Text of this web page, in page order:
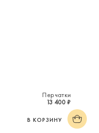
Перчатки
13 400 ₽
В КОРЗИНУ